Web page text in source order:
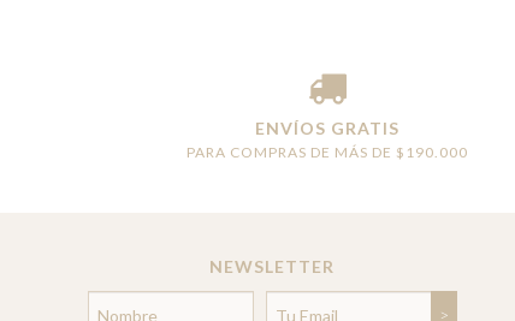
ENVÍOS GRATIS
PARA COMPRAS DE MÁS DE $190.000
NEWSLETTER